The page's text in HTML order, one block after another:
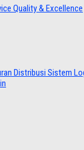
Quality & Excellence
Distribusi Sistem